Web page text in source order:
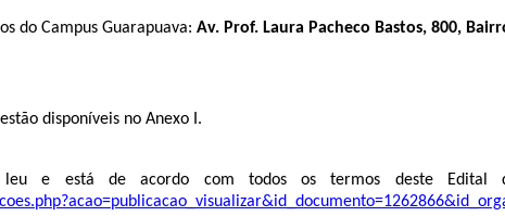
do Campus Guarapuava: Av. Prof. Laura Pacheco Bastos, 800,
disponíveis no Anexo I.
e está de acordo com todos os termos deste Edital